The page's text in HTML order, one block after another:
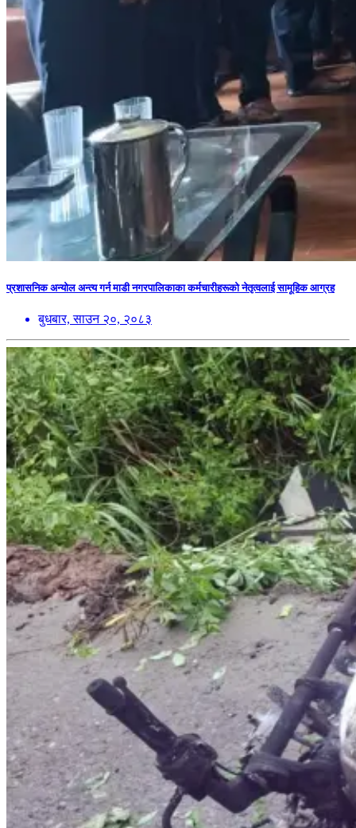
प्रशासनिक अन्योल अन्त्य गर्न माडी नगरपालिकाका कर्मचारीहरूको नेतृत्वलाई सामूहिक आग्रह
बुधबार, साउन २०, २०८३